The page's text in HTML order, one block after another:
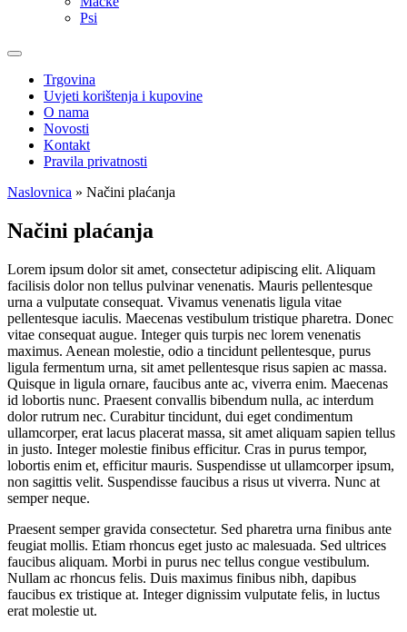
Psi
Trgovina
Uvjeti korištenja i kupovine
O nama
Novosti
Kontakt
Pravila privatnosti
Naslovnica » Načini plaćanja
Načini plaćanja
Lorem ipsum dolor sit amet, consectetur adipiscing elit. Aliquam
facilisis dolor non tellus pulvinar venenatis. Mauris pellentesque
urna a vulputate consequat. Vivamus venenatis ligula vitae
pellentesque iaculis. Maecenas vestibulum tristique pharetra. Donec
vitae consequat augue. Integer quis turpis nec lorem venenatis
maximus. Aenean molestie, odio a tincidunt pellentesque, purus
ligula fermentum urna, sit amet pellentesque risus sapien ac massa.
Quisque in ligula ornare, faucibus ante ac, viverra enim. Maecenas
id lobortis nunc. Praesent convallis bibendum nulla, ac interdum
dolor rutrum nec. Curabitur tincidunt, dui eget condimentum
ullamcorper, erat lacus placerat massa, sit amet aliquam sapien tellus
in justo. Integer molestie finibus efficitur. Cras in purus tempor,
lobortis enim et, efficitur mauris. Suspendisse ut ullamcorper ipsum,
non sagittis velit. Suspendisse faucibus a risus ut viverra. Nunc at
semper neque.
Praesent semper gravida consectetur. Sed pharetra urna finibus ante
feugiat mollis. Etiam rhoncus eget justo ac malesuada. Sed ultrices
faucibus aliquam. Morbi in purus nec tellus congue vestibulum.
Nullam ac rhoncus felis. Duis maximus finibus nibh, dapibus
faucibus ex tristique at. Integer dignissim vulputate felis, in luctus
erat molestie ut.